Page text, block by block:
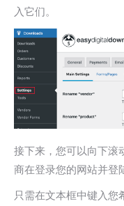
入它们。
接下来，您可以向下滚
商在登录您的网站并登
只需在文本框中键入您